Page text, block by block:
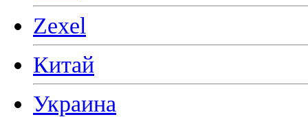
Zexel
Китай
Украина